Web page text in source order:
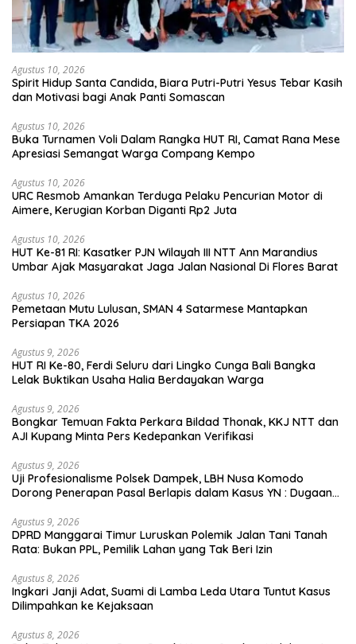
Agustus 10, 2026
Spirit Hidup Santa Candida, Biara Putri-Putri Yesus Tebar Kasih
dan Motivasi bagi Anak Panti Somascan
Agustus 10, 2026
Buka Turnamen Voli Dalam Rangka HUT RI, Camat Rana Mese
Apresiasi Semangat Warga Compang Kempo
Agustus 10, 2026
URC Resmob Amankan Terduga Pelaku Pencurian Motor di
Aimere, Kerugian Korban Diganti Rp2 Juta
Agustus 10, 2026
HUT Ke-81 RI: Kasatker PJN Wilayah III NTT Ann Marandius
Umbar Ajak Masyarakat Jaga Jalan Nasional Di Flores Barat
Agustus 10, 2026
Pemetaan Mutu Lulusan, SMAN 4 Satarmese Mantapkan
Persiapan TKA 2026
Agustus 9, 2026
HUT RI Ke-80, Ferdi Seluru dari Lingko Cunga Bali Bangka
Lelak Buktikan Usaha Halia Berdayakan Warga
Agustus 9, 2026
Bongkar Temuan Fakta Perkara Bildad Thonak, KKJ NTT dan
AJI Kupang Minta Pers Kedepankan Verifikasi
Agustus 9, 2026
Uji Profesionalisme Polsek Dampek, LBH Nusa Komodo
Dorong Penerapan Pasal Berlapis dalam Kasus YN : Dugaan
Agustus 9, 2026
DPRD Manggarai Timur Luruskan Polemik Jalan Tani Tanah
Rata: Bukan PPL, Pemilik Lahan yang Tak Beri Izin
Agustus 8, 2026
Ingkari Janji Adat, Suami di Lamba Leda Utara Tuntut Kasus
Dilimpahkan ke Kejaksaan
Agustus 8, 2026